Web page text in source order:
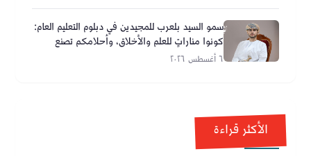
سمو السيد بلعرب للمجيدين في دبلوم التعليم العام:
كونوا مناراتٍ للعلم والأخلاق، وأحلامكم تصنع
مستقبل عُمان
٦ أغسطس ٢٠٢٦
الأكثر قراءة